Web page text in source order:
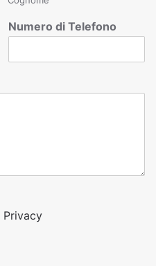
Numero di Telefono
Privacy